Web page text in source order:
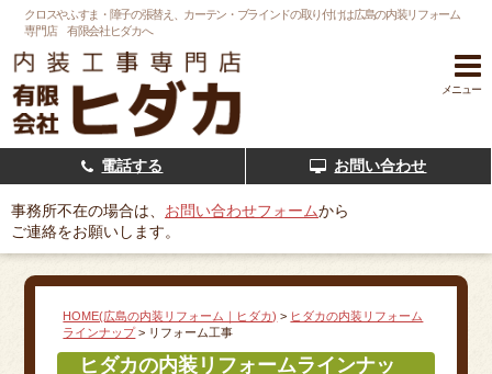
クロスやふすま・障子の張替え、カーテン・ブラインドの取り付けは広島の内装リフォーム
専門店 有限会社ヒダカへ
メニュー
電話する お問い合わせ
事務所不在の場合は、 お問い合わせフォームから
ご連絡をお願いします。
HOME(広島の内装リフォーム｜ヒダカ) > ヒダカの内装リフォーム
ラインナップ> リフォーム工事
ヒダカの内装リフォームラインナッ